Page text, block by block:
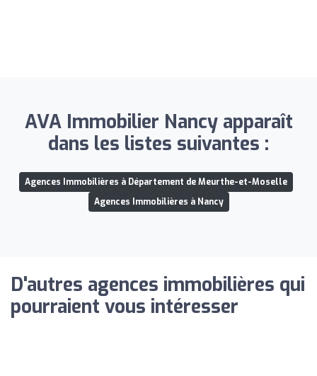
AVA Immobilier Nancy apparaît
dans les listes suivantes :
Agences Immobilières à Département de Meurthe-et-Moselle
Agences Immobilières à Nancy
D'autres agences immobilières qui
pourraient vous intéresser